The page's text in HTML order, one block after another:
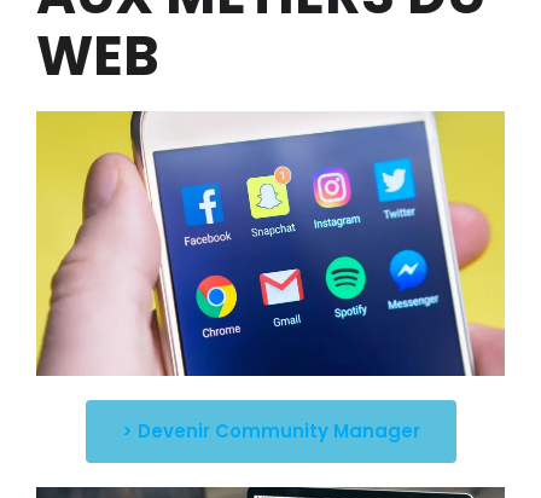
WEB
> Devenir Community Manager